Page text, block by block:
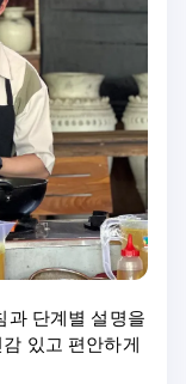
과 단계별 설명을
있고 편안하게